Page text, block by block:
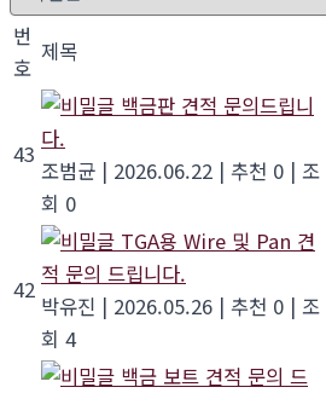
번
호
제목
43
백금판 견적 문의드립니
다.
조범균 | 2026.06.22 | 추천 0 | 조
회 0
42
TGA용 Wire 및 Pan 견
적 문의 드립니다.
박유진 | 2026.05.26 | 추천 0 | 조
회 4
백금 보트 견적 문의 드